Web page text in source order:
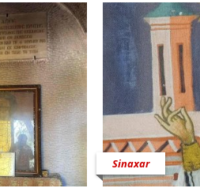
Sinaxar